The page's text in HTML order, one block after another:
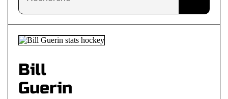
Bill
Guerin